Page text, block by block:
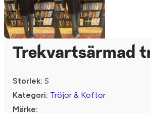
Trekvartsärmad
Storlek: S
Kategori: Tröjor & Koftor
Märke: